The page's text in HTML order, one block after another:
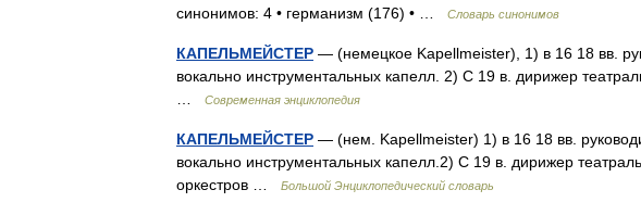
синонимов: 4 • германизм (176) • …
Словарь синонимов
КАПЕЛЬМЕЙСТЕР — (немецкое Kapellmeister), 1) в 16 18 вв.
вокально инструментальных капелл. 2) С 19 в. дирижер
Современная энциклопедия
КАПЕЛЬМЕЙСТЕР — (нем. Kapellmeister) 1) в 16 18 вв.
вокально инструментальных капелл.2) С 19 в. дирижер
оркестров …
Большой Энциклопедический словарь